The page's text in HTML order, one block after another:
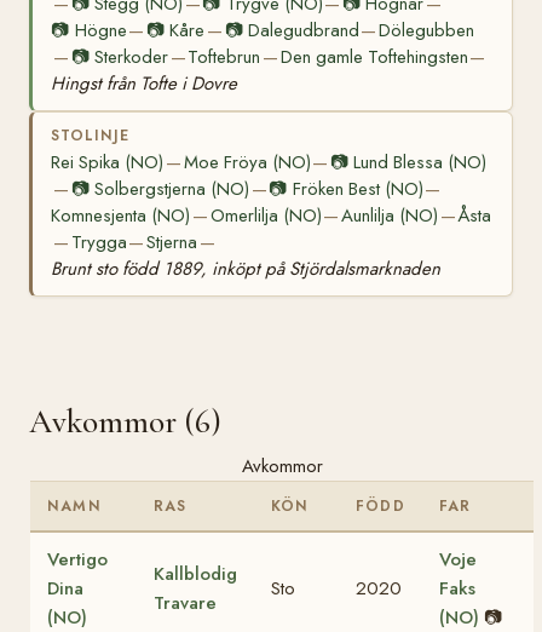
📷 Högne— 📷Kåre — 📷 Dalegudbrand—Dölegubben
— 📷Sterkoder—Toftebrun —Den gamle Toftehingsten—
Hingst från Tofte i Dovre
STOLINJE
Rei Spika (NO) —Moe Fröya (NO)— 📷Lund Blessa (NO)
— 📷Solbergstjerna (NO) —📷 Fröken Best (NO)—
Komnesjenta (NO) —Omerlilja (NO)—Aunlilja (NO) —Åsta
— Trygga—Stjerna —
Brunt sto född 1889, inköpt på Stjördalsmarknaden
Avkommor (6)
Avkommor
NAMN RAS KÖN FÖDD FAR
Vertigo
Dina
(NO)
Kallblodig
Travare
Sto 2020
Voje
Faks
(NO) 📷